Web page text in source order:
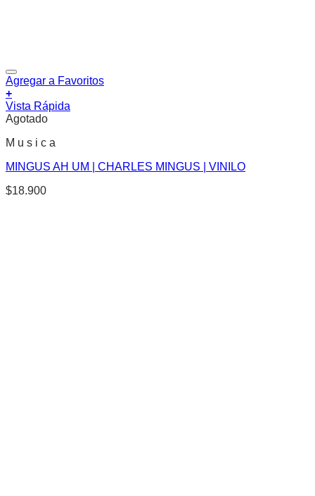
Agregar a Favoritos
+
Vista Rápida
Agotado
M u s i c a
MINGUS AH UM | CHARLES MINGUS | VINILO
$18.900